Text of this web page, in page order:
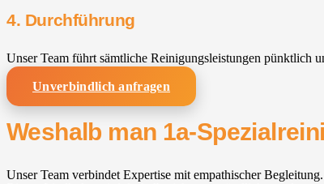
4. Durchführung
Unser Team führt sämtliche Reinigungsleistungen pünktlich
Unverbindlich anfragen
Weshalb man 1a-
Unser Team verbindet Expertise mit empathischer